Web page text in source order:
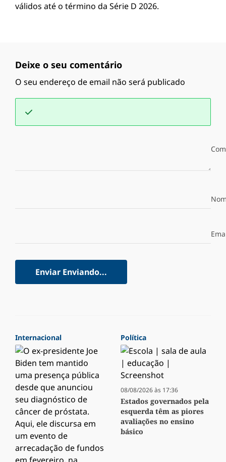
válidos até o término da Série D 2026.
Deixe o seu comentário
O seu endereço de email não será publicado
Enviar Enviando...
Internacional Política
08/08/2026 às 17:36
Estados governados pela
esquerda têm as piores
avaliações no ensino
básico